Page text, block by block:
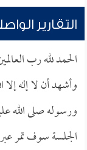
التقارير
الحمد لله رب
وأشهد أن لا إله
ورسوله صلى الله
الجلسة سوف تمر عبر